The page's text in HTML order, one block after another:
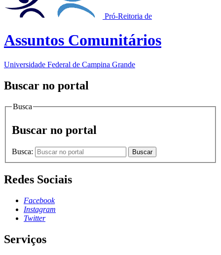
Pró-Reitoria de
Assuntos Comunitários
Universidade Federal de Campina Grande
Buscar no portal
Busca
Buscar no portal
Busca: Buscar
Redes Sociais
Facebook
Instagram
Twitter
Serviços